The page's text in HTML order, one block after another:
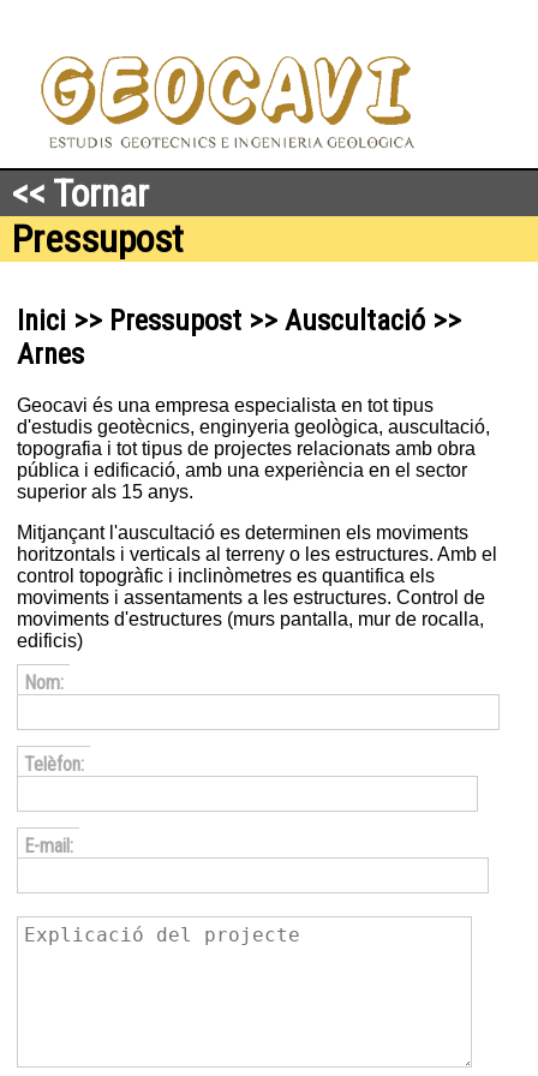
<< Tornar
Pressupost
Inici >> Pressupost >> Auscultació >>
Arnes
Geocavi és una empresa especialista en tot tipus
d'estudis geotècnics, enginyeria geològica, auscultació,
topografia i tot tipus de projectes relacionats amb obra
pública i edificació, amb una experiència en el sector
superior als 15 anys.
Mitjançant l'auscultació es determinen els moviments
horitzontals i verticals al terreny o les estructures. Amb el
control topogràfic i inclinòmetres es quantifica els
moviments i assentaments a les estructures. Control de
moviments d'estructures (murs pantalla, mur de rocalla,
edificis)
Nom:
Telèfon:
E-mail: